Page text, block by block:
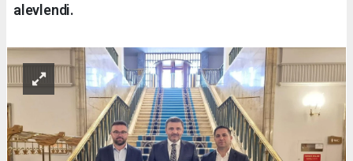
alevlendi.